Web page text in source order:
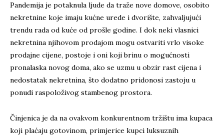
Pandemija je potaknula ljude da traže nove domove, osobito
nekretnine koje imaju kućne urede i dvorište, zahvaljujući
trendu rada od kuće od prošle godine. I dok neki vlasnici
nekretnina njihovom prodajom mogu ostvariti vrlo visoke
prodajne cijene, postoje i oni koji brinu o mogućnosti
pronalaska novog doma, ako se uzmu u obzir rast cijena i
nedostatak nekretnina, što dodatno pridonosi zastoju u
ponudi raspoloživog stambenog prostora.
Činjenica je da na ovakvom konkurentnom tržištu ima kupaca
koji plaćaju gotovinom, primjerice kupci luksuznih